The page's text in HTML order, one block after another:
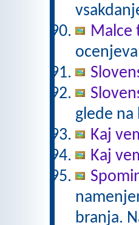
Malce
glede na
Kaj
Kaj
branja.